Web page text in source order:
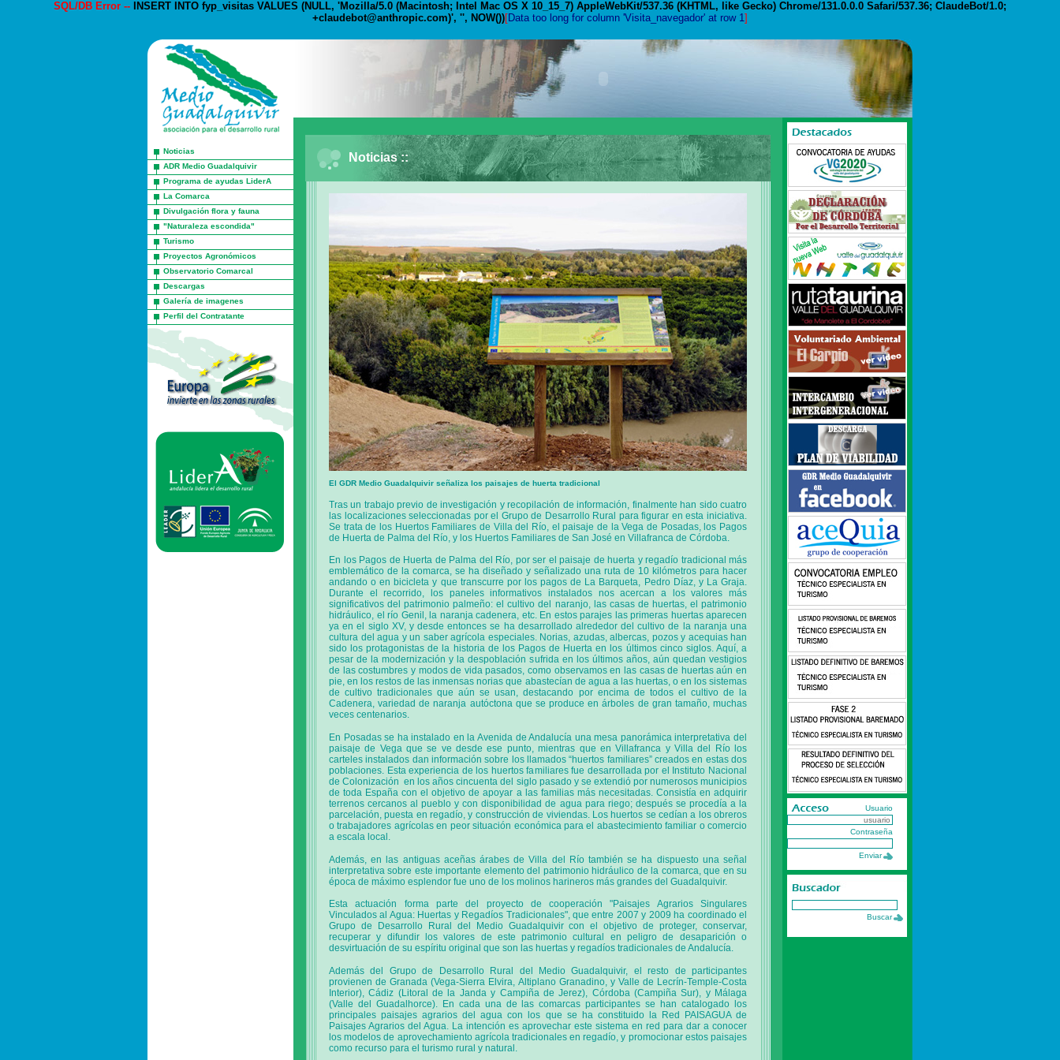
SQL/DB Error --
INSERT INTO fyp_visitas VALUES (NULL, 'Mozilla/5.0 (Macintosh; Intel Mac OS X 10_15_7) AppleWebKit/537.36 (KHTML, like Gecko) Chrome/131.0.0.0 Safari/537.36; ClaudeBot/1.0;
+claudebot@anthropic.com)', '', NOW())[Data too long for column 'Visita_navegador' at row 1]
Noticias
ADR Medio Guadalquivir
Programa de ayudas LiderA
La Comarca
Divulgación flora y fauna
"Naturaleza escondida"
Turismo
Proyectos Agronómicos
Observatorio Comarcal
Descargas
Galería de imagenes
Perfil del Contratante
Usuario
Contraseña
Noticias ::
El GDR Medio Guadalquivir señaliza los paisajes de huerta tradicional
Tras un trabajo previo de investigación y recopilación de información, finalmente han sido cuatro
las localizaciones seleccionadas por el Grupo de Desarrollo Rural para figurar en esta iniciativa.
Se trata de los Huertos Familiares de Villa del Río, el paisaje de la Vega de Posadas, los Pagos
de Huerta de Palma del Río, y los Huertos Familiares de San José en Villafranca de Córdoba.
En los Pagos de Huerta de Palma del Río, por ser el paisaje de huerta y regadío tradicional más
emblemático de la comarca, se ha diseñado y señalizado una ruta de 10 kilómetros para hacer
andando o en bicicleta y que transcurre por los pagos de La Barqueta, Pedro Díaz, y La Graja.
Durante el recorrido, los paneles informativos instalados nos acercan a los valores más
significativos del patrimonio palmeño: el cultivo del naranjo, las casas de huertas, el patrimonio
hidráulico, el río Genil, la naranja cadenera, etc. En estos parajes las primeras huertas aparecen
ya en el siglo XV, y desde entonces se ha desarrollado alrededor del cultivo de la naranja una
cultura del agua y un saber agrícola especiales. Norias, azudas, albercas, pozos y acequias han
sido los protagonistas de la historia de los Pagos de Huerta en los últimos cinco siglos. Aquí, a
pesar de la modernización y la despoblación sufrida en los últimos años, aún quedan vestigios
de las costumbres y modos de vida pasados, como observamos en las casas de huertas aún en
pie, en los restos de las inmensas norias que abastecían de agua a las huertas, o en los sistemas
de cultivo tradicionales que aún se usan, destacando por encima de todos el cultivo de la
Cadenera, variedad de naranja autóctona que se produce en árboles de gran tamaño, muchas
veces centenarios.
En Posadas se ha instalado en la Avenida de Andalucía una mesa panorámica interpretativa del
paisaje de Vega que se ve desde ese punto, mientras que en Villafranca y Villa del Río los
carteles instalados dan información sobre los llamados “huertos familiares” creados en estas dos
poblaciones. Esta experiencia de los huertos familiares fue desarrollada por el Instituto Nacional
de Colonización en los años cincuenta del siglo pasado y se extendió por numerosos municipios
de toda España con el objetivo de apoyar a las familias más necesitadas. Consistía en adquirir
terrenos cercanos al pueblo y con disponibilidad de agua para riego; después se procedía a la
parcelación, puesta en regadío, y construcción de viviendas. Los huertos se cedían a los obreros
o trabajadores agrícolas en peor situación económica para el abastecimiento familiar o comercio
a escala local.
Además, en las antiguas aceñas árabes de Villa del Río también se ha dispuesto una señal
interpretativa sobre este importante elemento del patrimonio hidráulico de la comarca, que en su
época de máximo esplendor fue uno de los molinos harineros más grandes del Guadalquivir.
Esta actuación forma parte del proyecto de cooperación "Paisajes Agrarios Singulares
Vinculados al Agua: Huertas y Regadíos Tradicionales", que entre 2007 y 2009 ha coordinado el
Grupo de Desarrollo Rural del Medio Guadalquivir con el objetivo de proteger, conservar,
recuperar y difundir los valores de este patrimonio cultural en peligro de desaparición o
desvirtuación de su espíritu original que son las huertas y regadíos tradicionales de Andalucía.
Además del Grupo de Desarrollo Rural del Medio Guadalquivir, el resto de participantes
provienen de Granada (Vega-Sierra Elvira, Altiplano Granadino, y Valle de Lecrín-Temple-Costa
Interior), Cádiz (Litoral de
la Janday Campiña de Jerez), Córdoba (Campiña Sur), y Málaga
(Valle del Guadalhorce). En cada una de las comarcas participantes se han catalogado los
principales paisajes agrarios del agua con los que se ha constituido
la Red
PAISAGUA de
Paisajes Agrarios del Agua. La intención es aprovechar este sistema en red para dar a conocer
los modelos de aprovechamiento agrícola tradicionales en regadío, y promocionar estos paisajes
como recurso para el turismo rural y natural.